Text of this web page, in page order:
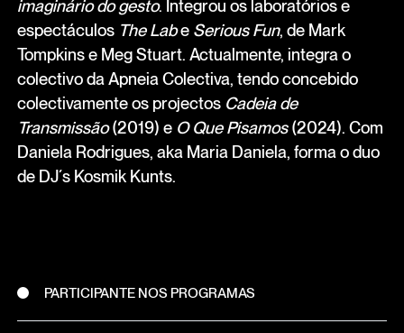
imaginário do gesto. Integrou os laboratórios e
espectáculos The Labe Serious Fun, de Mark
Tompkins e Meg Stuart. Actualmente, integra o
colectivo da Apneia Colectiva, tendo concebido
colectivamente os projectos Cadeia de
Transmissão(2019) e O Que Pisamos(2024). Com
Daniela Rodrigues, aka Maria Daniela, forma o duo
de DJ´s Kosmik Kunts.
PARTICIPANTE NOS PROGRAMAS